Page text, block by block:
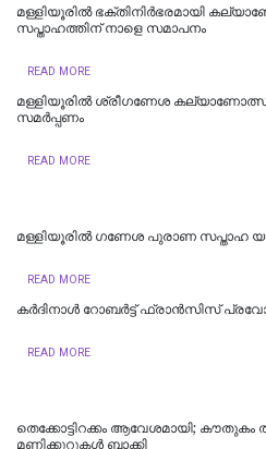
മള്ളിയൂരില്‍ ഭക്തിനിര്‍ഭരമായി
സപ്താഹത്തിന് നാളെ സമാപനം
READ MORE
മള്ളിയൂരില്‍ ശ്രീഗണേശ
സമർപ്പണം
READ MORE
മള്ളിയൂരിൽ ഗണേശ പുരാണ സപ്താഹ
READ MORE
കർദിനാൾ റോബർട്ട് ഫ്രാൻസിസ്
READ MORE
തെക്കോട്ടിറക്കം ആവേശമായി; കൗതുകം
മണിക്കൂറുകൾ ബാക്കി